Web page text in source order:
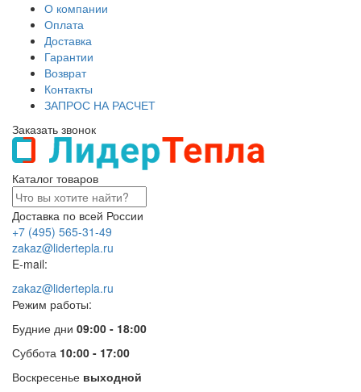
О компании
Оплата
Доставка
Гарантии
Возврат
Контакты
ЗАПРОС НА РАСЧЕТ
Заказать звонок
Каталог товаров
Доставка по всей России
+7 (495) 565-31-49
zakaz@lidertepla.ru
E-mail:
zakaz@lidertepla.ru
Режим работы:
Будние дни 09:00 - 18:00
Суббота 10:00 - 17:00
Воскресенье выходной